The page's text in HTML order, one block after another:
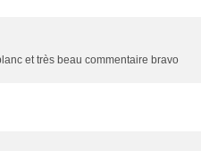
et très beau commentaire bravo